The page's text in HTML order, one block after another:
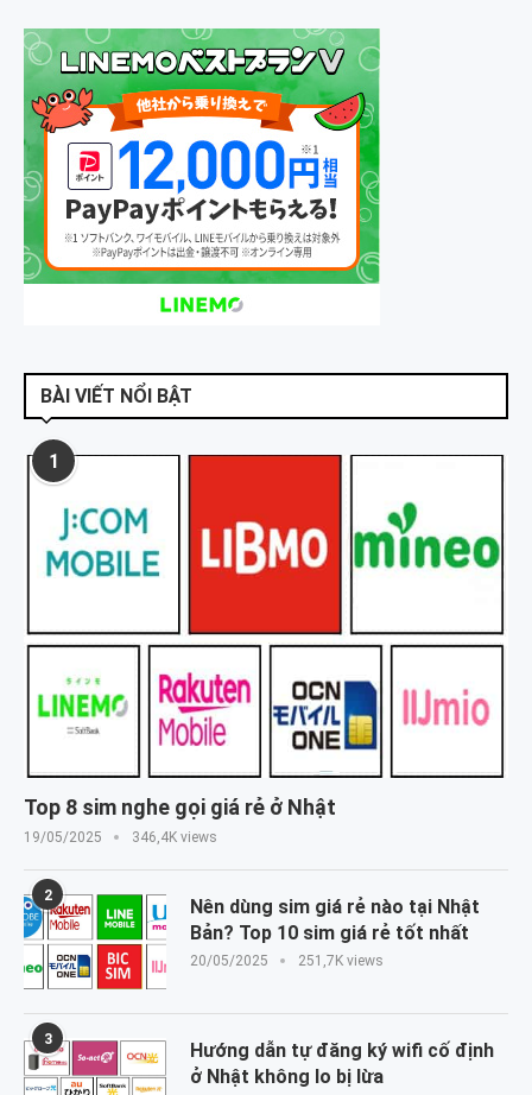
BÀI VIẾT NỔI BẬT
1
Top 8 sim nghe gọi giá rẻ ở Nhật
19/05/2025 346,4K views
2
Nên dùng sim giá rẻ nào tại Nhật
Bản? Top 10 sim giá rẻ tốt nhất
20/05/2025 251,7K views
3
Hướng dẫn tự đăng ký wifi cố định
ở Nhật không lo bị lừa